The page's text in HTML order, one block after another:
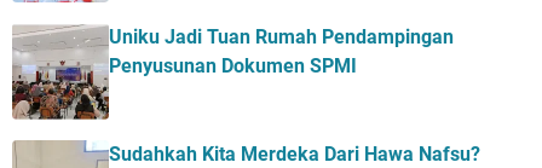
Uniku Jadi Tuan Rumah Pendampingan
Penyusunan Dokumen SPMI
Sudahkah Kita Merdeka Dari Hawa Nafsu?